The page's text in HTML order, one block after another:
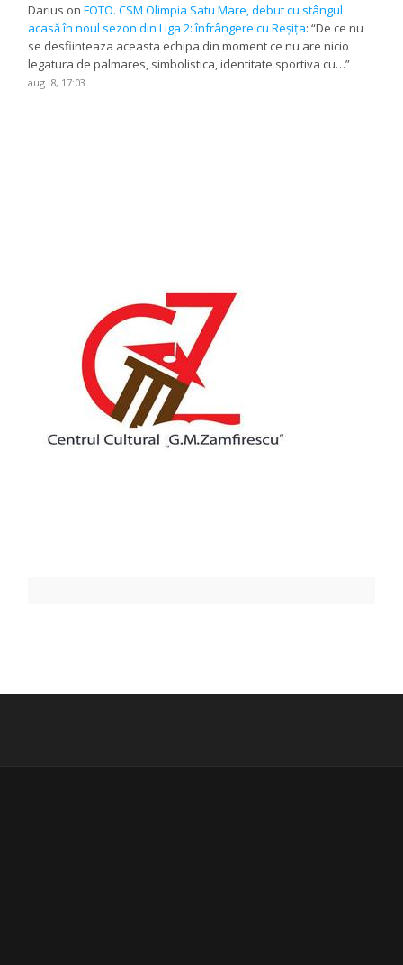
Darius onFOTO. CSM Olimpia Satu Mare, debut cu stângul
acasă în noul sezon din Liga 2: înfrângere cu Reșița: “De ce nu
se desfiinteaza aceasta echipa din moment ce nu are nicio
legatura de palmares, simbolistica, identitate sportiva cu…”
aug. 8, 17:03